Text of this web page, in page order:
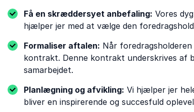
Få en skræddersyet anbefaling: Vores
hjælper jer med at vælge den
Formaliser aftalen: Når
kontrakt. Denne kontrakt underskrives af
samarbejdet.
Planlægning og afvikling: Vi hjælper jer
bliver en inspirerende og succesfuld